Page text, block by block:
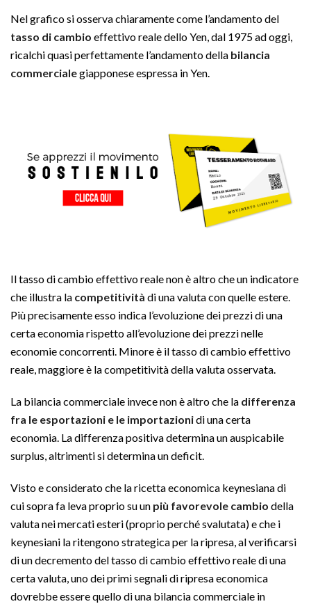
Nel grafico si osserva chiaramente come l’andamento del
tasso di cambio effettivo reale dello Yen, dal 1975 ad oggi,
ricalchi quasi perfettamente l’andamento della bilancia
commercialegiapponese espressa in Yen.
Il tasso di cambio effettivo reale non è altro che un indicatore
che illustra la competitività di una valuta con quelle estere.
Più precisamente esso indica l’evoluzione dei prezzi di una
certa economia rispetto all’evoluzione dei prezzi nelle
economie concorrenti. Minore è il tasso di cambio effettivo
reale, maggiore è la competitività della valuta osservata.
La bilancia commerciale invece non è altro che la differenza
fra le esportazioni e le importazionidi una certa
economia. La differenza positiva determina un auspicabile
surplus, altrimenti si determina un deficit.
Visto e considerato che la ricetta economica keynesiana di
cui sopra fa leva proprio su un più favorevole cambio della
valuta nei mercati esteri (proprio perché svalutata) e che i
keynesiani la ritengono strategica per la ripresa, al verificarsi
di un decremento del tasso di cambio effettivo reale di una
certa valuta, uno dei primi segnali di ripresa economica
dovrebbe essere quello di una bilancia commerciale in